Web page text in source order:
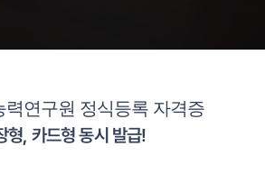
력연구원 정식등록 자격증
형, 카드형 동시 발급!